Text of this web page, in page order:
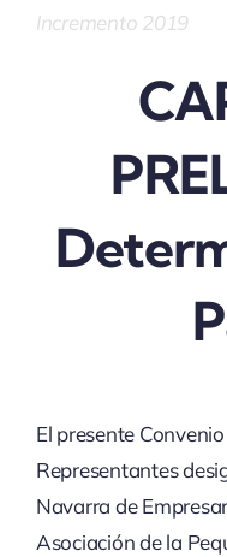
Incremento 2019
El presente
Representantes
Navarra de
Asociación de la